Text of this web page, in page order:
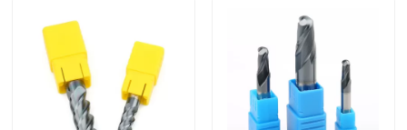
Inserzioni del carburo di tungsteno
Inserti in metallo duro per tornitura